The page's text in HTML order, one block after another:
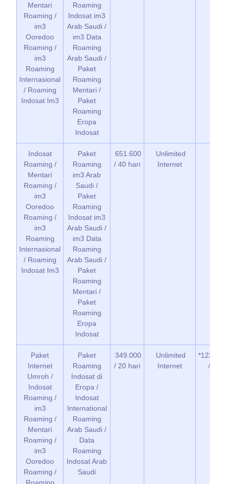
Mentari
Roaming /
im3
Ooredoo
Roaming /
im3
Roaming
Internasional
/ Roaming
Indosat Im3
Roaming
Indosat im3
Arab Saudi /
im3 Data
Roaming
Arab Saudi /
Paket
Roaming
Mentari /
Paket
Roaming
Eropa
Indosat
Indosat
Roaming /
Mentari
Roaming /
im3
Ooredoo
Roaming /
im3
Roaming
Internasional
/ Roaming
Indosat Im3
Paket
Roaming
im3 Arab
Saudi /
Paket
Roaming
Indosat im3
Arab Saudi /
im3 Data
Roaming
Arab Saudi /
Paket
Roaming
Mentari /
Paket
Roaming
Eropa
Indosat
651.600
/ 40 hari
Unlimited
Internet
Paket
Internet
Umroh /
Indosat
Roaming /
im3
Roaming /
Mentari
Roaming /
im3
Ooredoo
Roaming /
Roaming
Paket
Roaming
Indosat di
Eropa /
Indosat
International
Roaming
Arab Saudi /
Data
Roaming
Indosat Arab
Saudi
349.000
/ 20 hari
Unlimited
Internet
/